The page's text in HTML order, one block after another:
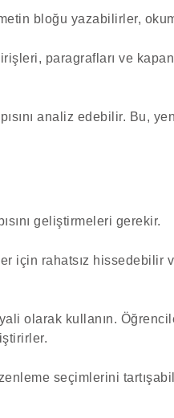
bloğu yazabilirler,
paragrafları ve
analiz edebilir. Bu,
geliştirmeleri gerekir.
için rahatsız hissedebilir
olarak kullanın.
seçimlerini